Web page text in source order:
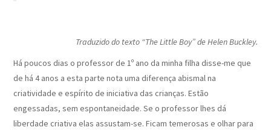
Traduzido do texto “The Little Boy” de Helen Buckley.
Há poucos dias o professor de 1º ano da minha filha disse-me que
de há 4 anos a esta parte nota uma diferença abismal na
criatividade e espírito de iniciativa das crianças. Estão
engessadas, sem espontaneidade. Se o professor lhes dá
liberdade criativa elas assustam-se. Ficam temerosas e olhar para